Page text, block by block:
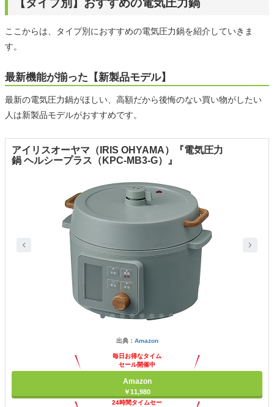
【タイプ別】おすすめの電気圧力鍋
ここからは、タイプ別におすすめの電気圧力鍋を紹介していきま
す。
最新機能が揃った【新製品モデル】
最新の電気圧力鍋がほしい、高額だから後悔のない買い物がしたい
人は新製品モデルがおすすめです。
アイリスオーヤマ（IRIS OHYAMA）『電気圧力
鍋 ヘルシープラス（KPC-MB3-G）』
出典： Amazon
毎日お得なタイム
セール開催中
Amazon
￥11,980
24時間タイムセー